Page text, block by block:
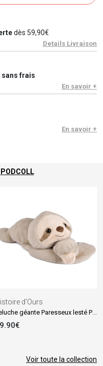
dès 59,90€
Details Livraison
sans frais
En savoir +
En savoir +
PODCOLL
d'Ours
Voir toute la collection